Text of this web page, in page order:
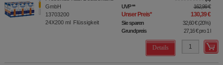
GmbH
13703200
24X200 ml Flüssigkeit
UVP** 162,99 €
Unser Preis* 130,39 €
Sie sparen 32,60 €(20%)
Grundpreis
27,16 €pro 1 l
Details